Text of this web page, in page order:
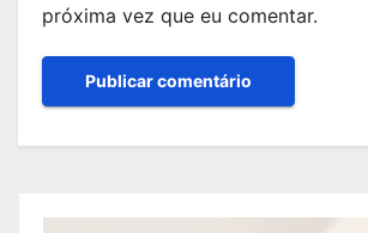
próxima vez que eu comentar.